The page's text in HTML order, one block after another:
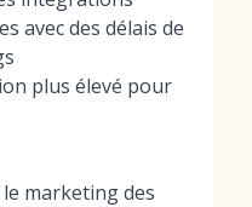
avec des délais de
plus élevé pour
marketing des